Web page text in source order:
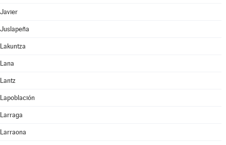
Javier
Juslapeña
Lakuntza
Lana
Lantz
Lapoblación
Larraga
Larraona